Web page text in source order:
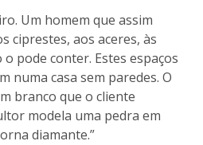
Um homem que assim
ciprestes, aos aceres, às
o pode conter. Estes espaços
numa casa sem paredes. O
branco que o cliente
modela uma pedra em
diamante.”